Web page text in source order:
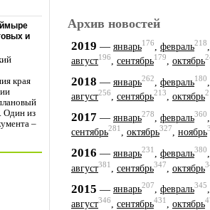
и
края
Один из
–
Архив новостей
2019 — январь176 февраль218
август196, сентябрь179, октябрь
2018 — январь262 февраль180
август256, сентябрь213, октябрь
2017 — январь278 февраль360
сентябрь281, октябрь327, ноябрь
2016 — январь231 февраль380
август381 сентябрь347 октябрь
2015 — январь207, февраль345
август346 сентябрь431 октябрь